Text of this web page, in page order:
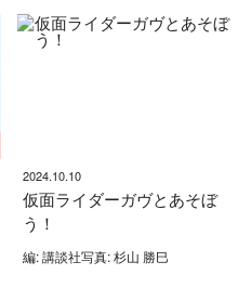
2024.10.10
仮面ライダーガヴとあそぼ
う！
編: 講談社写真: 杉山 勝巳